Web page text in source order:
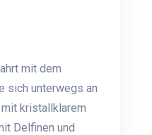
mit dem
sich unterwegs an
kristallklarem
Delfinen und